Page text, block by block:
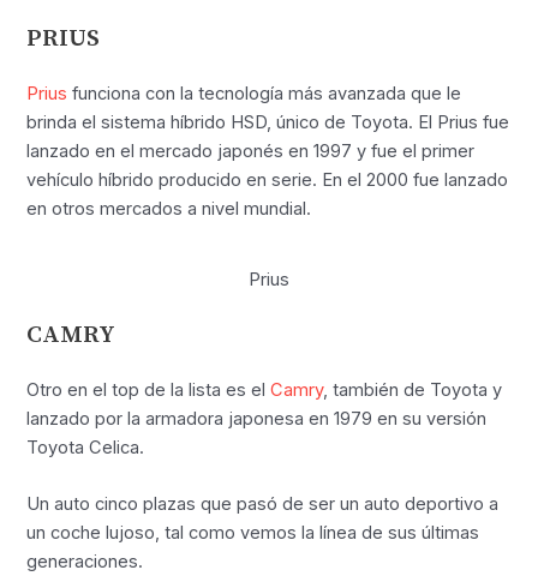
PRIUS
Prius funciona con la tecnología más avanzada que le
brinda el sistema híbrido HSD, único de Toyota. El Prius fue
lanzado en el mercado japonés en 1997 y fue el primer
vehículo híbrido producido en serie. En el 2000 fue lanzado
en otros mercados a nivel mundial.
Prius
CAMRY
Otro en el top de la lista es elCamry, también de Toyota y
lanzado por la armadora japonesa en 1979 en su versión
Toyota Celica.
Un auto cinco plazas que pasó de ser un auto deportivo a
un coche lujoso, tal como vemos la línea de sus últimas
generaciones.